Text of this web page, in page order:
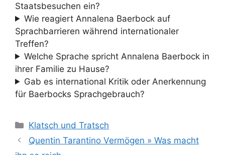
Staatsbesuchen ein?
Wie reagiert Annalena Baerbock auf
Sprachbarrieren während internationaler
Treffen?
Welche Sprache spricht Annalena Baerbock in
ihrer Familie zu Hause?
Gab es international Kritik oder Anerkennung
für Baerbocks Sprachgebrauch?
Kategorien
Klatsch und Tratsch
Quentin Tarantino Vermögen » Was macht